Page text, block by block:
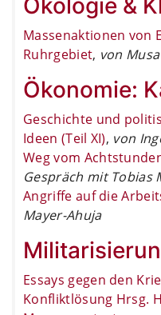
Ökologie &
Massenaktionen von
Ruhrgebiet, von
Ökonomie:
Geschichte und
Ideen (Teil XI), von
Weg vom
Gespräch mit Tobias
Angriffe auf die
Mayer-Ahuja
Essays gegen den
Konfliktlösung Hrsg.